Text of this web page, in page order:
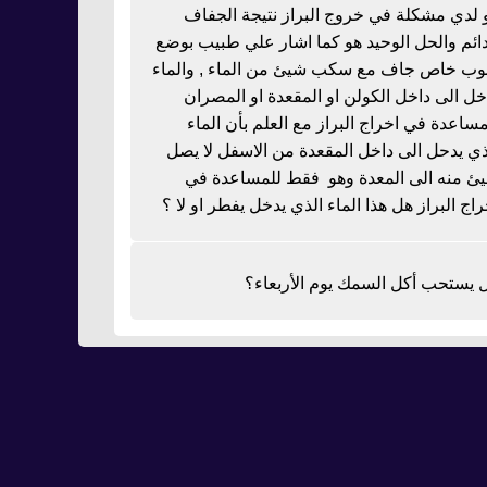
لدي مشكلة في خروج البراز نتيجة الجفاف
والحل الوحيد هو كما اشار علي طبيب بوضع
خاص جاف مع سكب شيئ من الماء , والماء
الى داخل الكولن او المقعدة او المصران
في اخراج البراز مع العلم بأن الماء
يدحل الى داخل المقعدة من الاسفل لا يصل
منه الى المعدة وهو فقط للمساعدة في
البراز هل هذا الماء الذي يدخل يفطر او لا ؟
يستحب أكل السمك يوم الأربعاء؟